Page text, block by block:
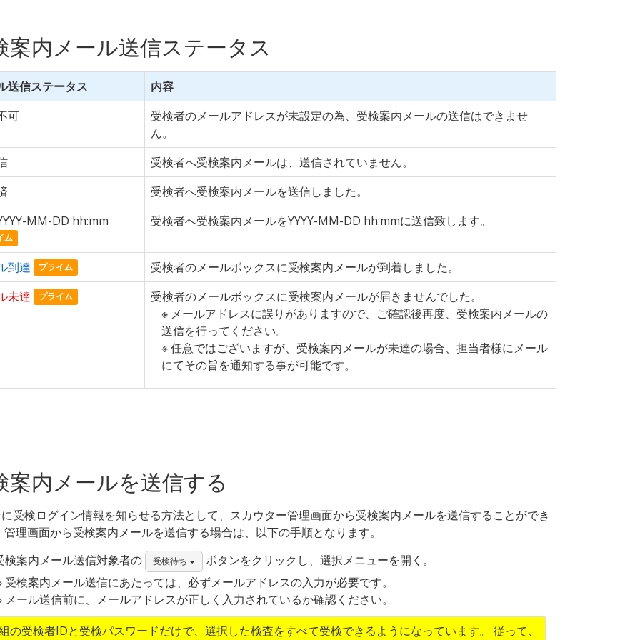
案内メール送信ステータス
送信ステータス
内容
可
受検者のメールアドレスが未設定の為、受検案内メールの送信はできませ
ん。
受検者へ受検案内メールは、送信されていません。
受検者へ受検案内メールを送信しました。
MM-DD hh:mm
ム
受検者へ受検案内メールをYYYY-MM-DD hh:mmに送信致します。
到達 プライム
受検者のメールボックスに受検案内メールが到着しました。
未達
プライム
受検者のメールボックスに受検案内メールが届きませんでした。
メールアドレスに誤りがありますので、ご確認後再度、受検案内メールの
送信を行ってください。
任意ではございますが、受検案内メールが未達の場合、担当者様にメール
にてその旨を通知する事が可能です。
案内メールを送信する
受検ログイン情報を知らせる方法として、スカウター管理画面から受検案内メールを送信することができ
管理画面から受検案内メールを送信する場合は、以下の手順となります。
検案内メール送信対象者の
受検待ち
ボタンをクリックし、選択メニューを開く。
受検案内メール送信にあたっては、必ずメールアドレスの入力が必要です。
メール送信前に、メールアドレスが正しく入力されているか確認ください。
の受検者IDと受検パスワードだけで、選択した検査をすべて受検できるようになっています。 従って、